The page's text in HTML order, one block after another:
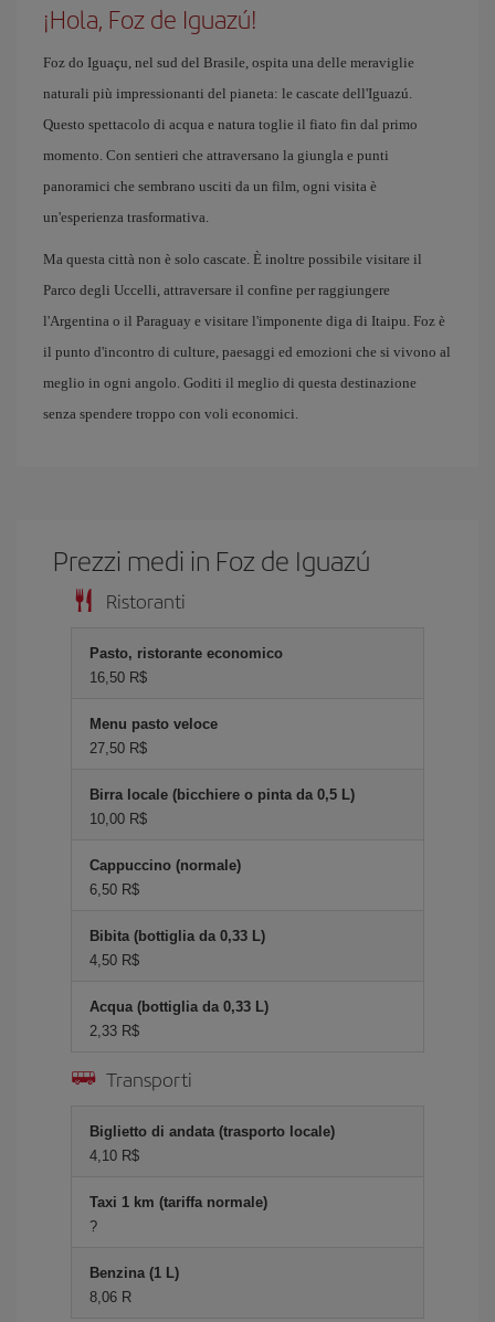
¡Hola, Foz de Iguazú!
Foz do Iguaçu, nel sud del Brasile, ospita una delle meraviglie
naturali più impressionanti del pianeta: le cascate dell'Iguazú.
Questo spettacolo di acqua e natura toglie il fiato fin dal primo
momento. Con sentieri che attraversano la giungla e punti
panoramici che sembrano usciti da un film, ogni visita è
un'esperienza trasformativa.
Ma questa città non è solo cascate. È inoltre possibile visitare il
Parco degli Uccelli, attraversare il confine per raggiungere
l'Argentina o il Paraguay e visitare l'imponente diga di Itaipu. Foz è
il punto d'incontro di culture, paesaggi ed emozioni che si vivono al
meglio in ogni angolo. Goditi il meglio di questa destinazione
senza spendere troppo con voli economici.
Prezzi medi in Foz de Iguazú
Ristoranti
Pasto, ristorante economico
16,50 R$
Menu pasto veloce
27,50 R$
Birra locale (bicchiere o pinta da 0,5 L)
10,00 R$
Cappuccino (normale)
6,50 R$
Bibita (bottiglia da 0,33 L)
4,50 R$
Acqua (bottiglia da 0,33 L)
2,33 R$
Transporti
Biglietto di andata (trasporto locale)
4,10 R$
Taxi 1 km (tariffa normale)
?
Benzina (1 L)
8,06 R